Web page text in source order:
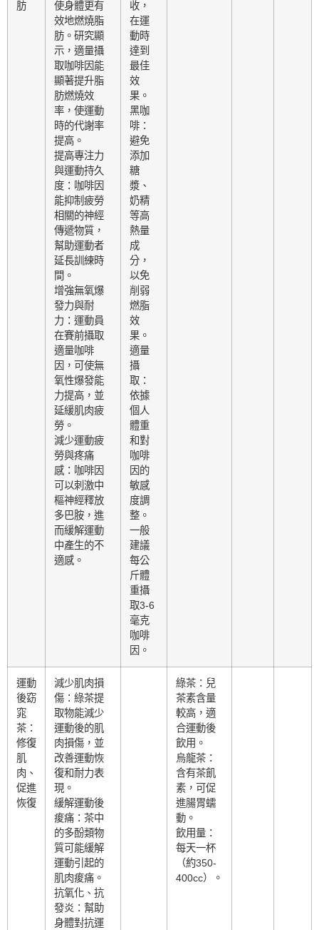
肪
使身體更有
效地燃燒脂
肪。研究顯
示，適量攝
取咖啡因能
顯著提升脂
肪燃燒效
率，使運動
時的代謝率
提高。
提高專注力
與運動持久
度：咖啡因
能抑制疲勞
相關的神經
傳遞物質，
幫助運動者
延長訓練時
間。
增強無氧爆
發力與耐
力：運動員
在賽前攝取
適量咖啡
因，可使無
氧性爆發能
力提高，並
延緩肌肉疲
勞。
減少運動疲
勞與疼痛
感：咖啡因
可以刺激中
樞神經釋放
多巴胺，進
而緩解運動
中產生的不
適感。
收，
在運
動時
達到
最佳
效
果。
黑咖
啡：
避免
添加
糖
漿、
奶精
等高
熱量
成
分，
以免
削弱
燃脂
效
果。
適量
攝
取：
依據
個人
體重
和對
咖啡
因的
敏感
度調
整。
一般
建議
每公
斤體
重攝
取3-6
毫克
咖啡
因。
運動
後窈
窕
茶：
修復
肌
肉、
促進
恢復
減少肌肉損
傷：綠茶提
取物能減少
運動後的肌
肉損傷，並
改善運動恢
復和耐力表
現。
緩解運動後
痠痛：茶中
的多酚類物
質可能緩解
運動引起的
肌肉痠痛。
抗氧化、抗
發炎：幫助
身體對抗運
綠茶：兒
茶素含量
較高，適
合運動後
飲用。
烏龍茶：
含有茶飢
素，可促
進腸胃蠕
動。
飲用量：
每天一杯
（約350-
400cc）。